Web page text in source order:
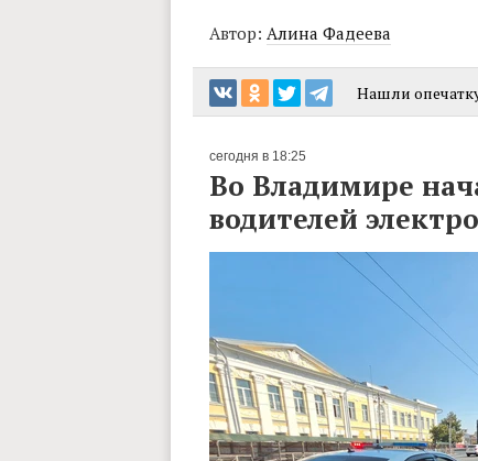
Автор: Алина Фадеева
Нашли
сегодня в 18:25
Во Владимире
водителей